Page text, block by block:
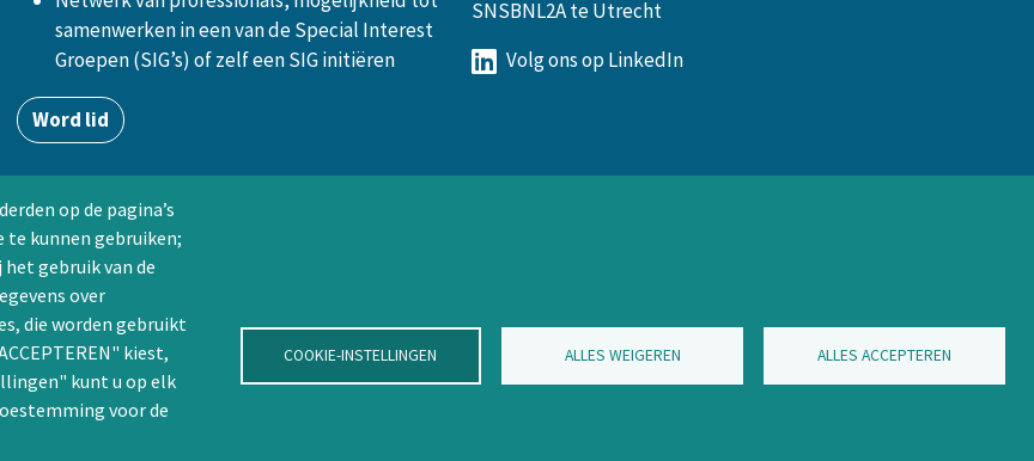
op de pagina’s
te kunnen gebruiken;
gebruik van de
over
die worden gebruikt
kiest,
kunt u op elk
voor de
COOKIE-INSTELLINGEN ALLES WEIGEREN ALLES ACCEPTEREN
samenwerken in een van de Special Interest
Groepen (SIG’s) of zelf een SIG initiëren
Word lid
SNSBNL2A te Utrecht
Volg ons op LinkedIn